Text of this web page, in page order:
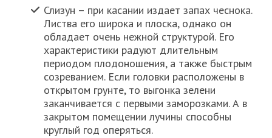
Слизун – при касании издает запах чеснока.
Листва его широка и плоска, однако он
обладает очень нежной структурой. Его
характеристики радуют длительным
периодом плодоношения, а также быстрым
созреванием. Если головки расположены в
открытом грунте, то выгонка зелени
заканчивается с первыми заморозками. А в
закрытом помещении лучины способны
круглый год оперяться.